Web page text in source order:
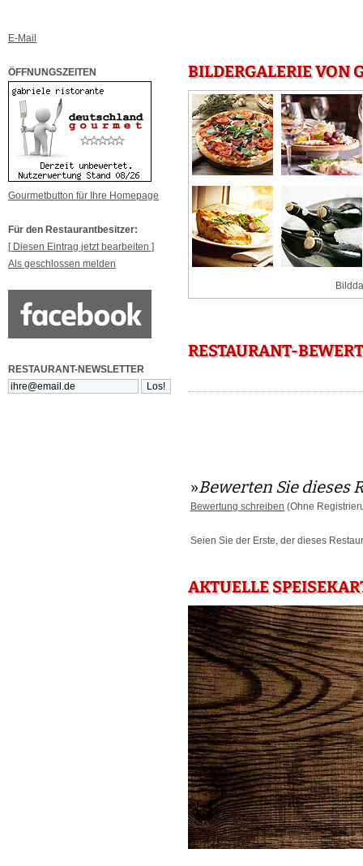
E-Mail
ÖFFNUNGSZEITEN
Gourmetbutton für Ihre Homepage
Für den Restaurantbesitzer:
[ Diesen Eintrag jetzt bearbeiten ]
Als geschlossen melden
RESTAURANT-NEWSLETTER
BILDERGALERIE VON
RESTAURANT-
»Bewerten Sie dieses
Bewertung schreiben (Ohne
Seien Sie der Erste, der dieses
AKTUELLE